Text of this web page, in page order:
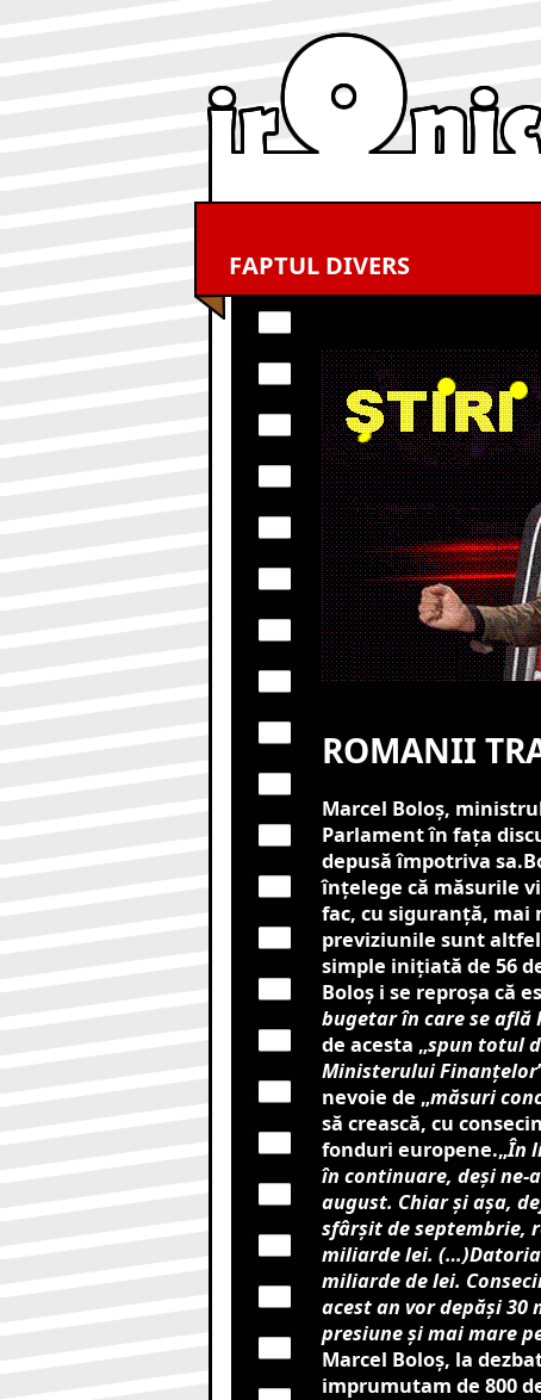
FAPTUL DIVERS
ROMANII
Marcel Boloș,
Parlament în fața
depusă împotriva
înțelege că măsurile
fac, cu siguranță,
previziunile sunt
simple iniţiată de 56
Boloș i se reproșa că
bugetar în care se află
de acesta „spun totul
Ministerului Finanțelor
nevoie de „măsuri
să crească, cu
fonduri europene.„În
în continuare, deşi ne-
august. Chiar şi aşa,
sfârşit de septembrie,
miliarde lei. (…)Datoria
miliarde de lei.
acest an vor depăşi 30
presiune şi mai mare
Marcel Boloș, la
imprumutam de 800